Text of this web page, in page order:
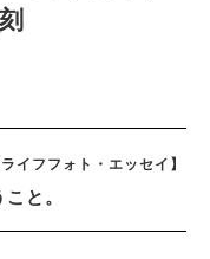
イフフォト・エッセイ】
と。